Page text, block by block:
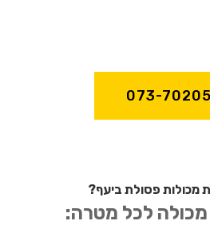
073-
מכולות פסולת ביעף?
מכולה לכל מטרה: